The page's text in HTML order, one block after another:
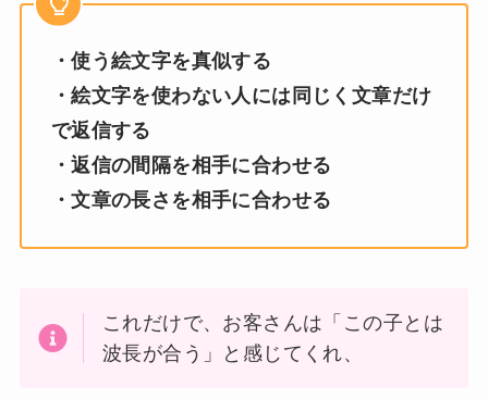
・使う絵文字を真似する
・絵文字を使わない人には同じく文章だけ
で返信する
・返信の間隔を相手に合わせる
・文章の長さを相手に合わせる
これだけで、お客さんは「この子とは
波長が合う」と感じてくれ、